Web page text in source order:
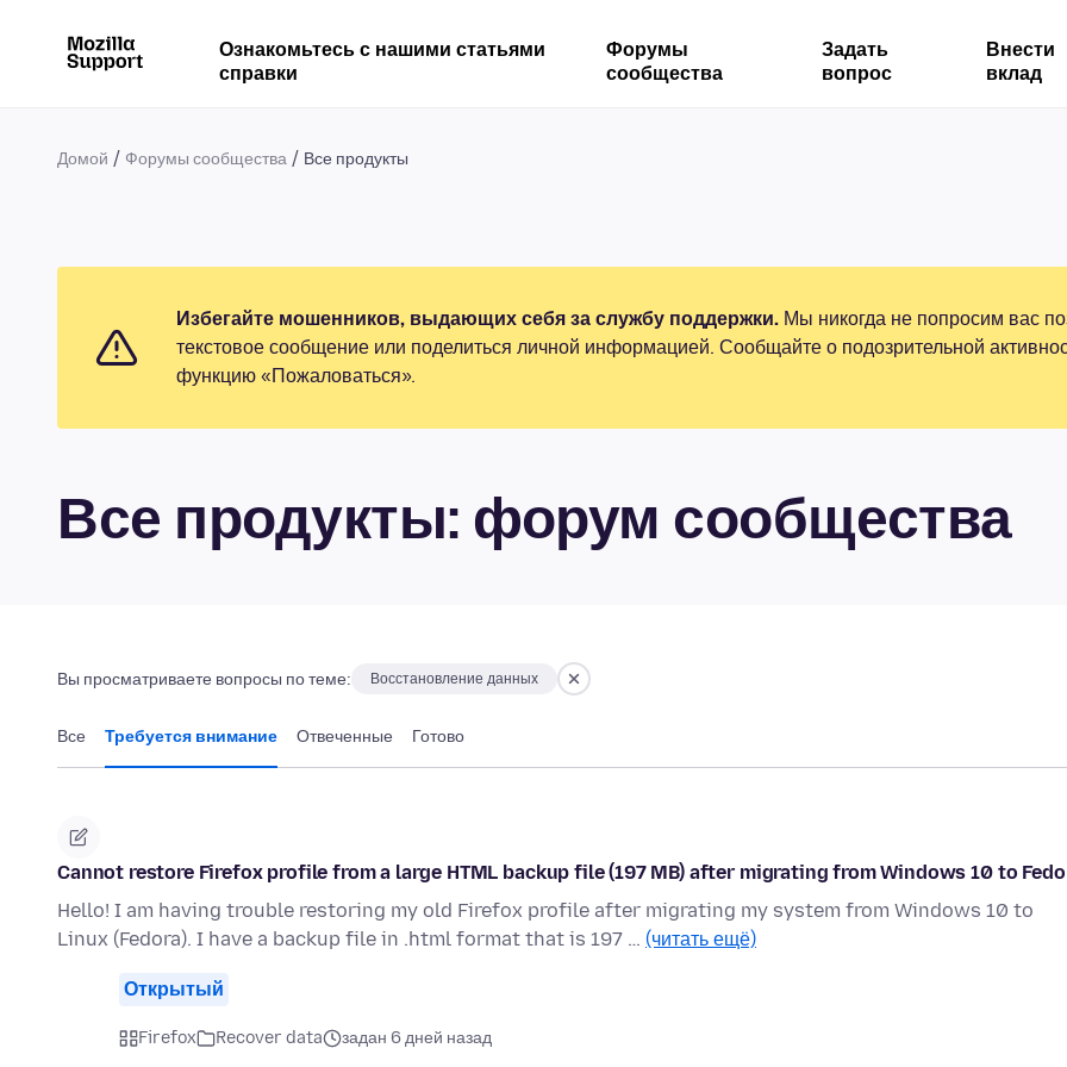
Ознакомьтесь с нашими статьями
справки
Форумы
сообщества
Задать
вопрос
Внести
вклад
Домой Форумы сообщества Все продукты
Избегайте мошенников, выдающих себя за службу поддержки. Мы никогда не попросим вас
текстовое сообщение или поделиться личной информацией. Сообщайте о подозрительной
функцию «Пожаловаться».
Все продукты: форум сообщества
Вы просматриваете вопросы по теме: Восстановление данных
Все Требуется внимание Отвеченные Готово
Cannot restore Firefox profile from a large HTML backup file (197 MB) after migrating from Windows 10 to
Hello! I am having trouble restoring my old Firefox profile after migrating my system from Windows 10 to
Linux (Fedora). I have a backup file in .html format that is 197 … (читать ещё)
Открытый
Firefox Recover data задан 6 дней назад